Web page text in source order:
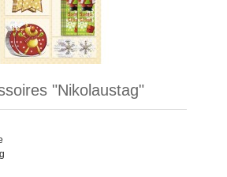
"Nikolaustag"